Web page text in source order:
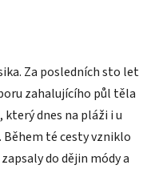
Za posledních sto let
zahalujícího půl těla
dnes na pláži i u
Během té cesty vzniklo
do dějin módy a